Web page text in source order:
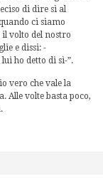
di dire sì al
ci siamo
il volto del nostro
e dissi: -
ho detto di sì-”.
vero che vale la
Alle volte basta poco,